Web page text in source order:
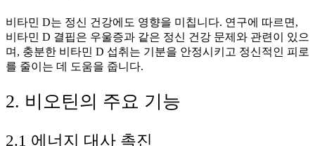
비타민 D는 정신 건강에도 영향을 미칩니다. 연구에 따르면,
비타민 D 결핍은 우울증과 같은 정신 건강 문제와 관련이 있으
며, 충분한 비타민 D 섭취는 기분을 안정시키고 정신적인 피로
를 줄이는 데 도움을 줍니다.
2. 비오틴의 주요 기능
2.1 에너지 대사 촉진